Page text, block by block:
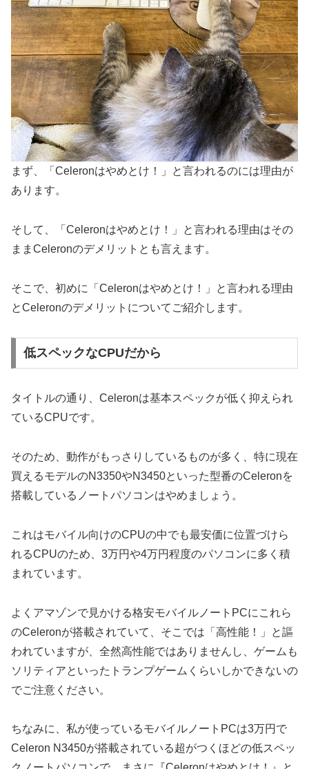
まず、「Celeronはやめとけ！」と言われるのには理由が
あります。
そして、「Celeronはやめとけ！」と言われる理由はその
ままCeleronのデメリットとも言えます。
そこで、初めに「Celeronはやめとけ！」と言われる理由
とCeleronのデメリットについてご紹介します。
低スペックなCPUだから
タイトルの通り、Celeronは基本スペックが低く抑えられ
ているCPUです。
そのため、動作がもっさりしているものが多く、特に現在
買えるモデルのN3350やN3450といった型番のCeleronを
搭載しているノートパソコンはやめましょう。
これはモバイル向けのCPUの中でも最安価に位置づけら
れるCPUのため、3万円や4万円程度のパソコンに多く積
まれています。
よくアマゾンで見かける格安モバイルノートPCにこれら
のCeleronが搭載されていて、そこでは「高性能！」と謳
われていますが、全然高性能ではありませんし、ゲームも
ソリティアといったトランプゲームくらいしかできないの
でご注意ください。
ちなみに、私が使っているモバイルノートPCは3万円で
Celeron N3450が搭載されている超がつくほどの低スペッ